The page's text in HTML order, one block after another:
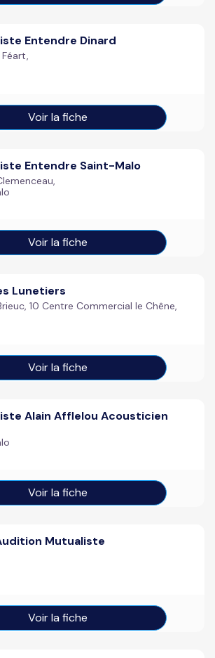
Entendre Dinard
Voir la fiche
Entendre Saint-Malo
Voir la fiche
Lunetiers
10 Centre Commercial le Chêne,
Voir la fiche
Alain Afflelou Acousticien
Voir la fiche
Mutualiste
Voir la fiche